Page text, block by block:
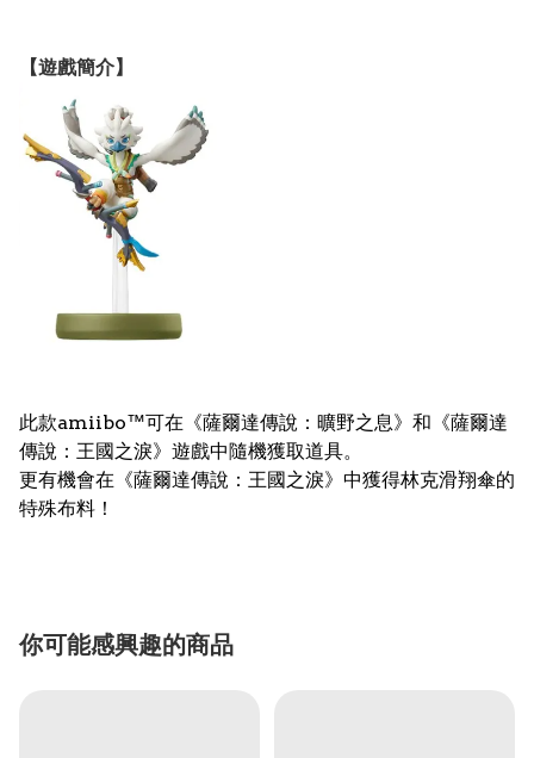
【遊戲簡介】
此款amiibo™可在《薩爾達傳說：曠野之息》和《薩爾達
傳說：王國之淚》遊戲中隨機獲取道具。
更有機會在《薩爾達傳說：王國之淚》中獲得林克滑翔傘的
特殊布料！
你可能感興趣的商品